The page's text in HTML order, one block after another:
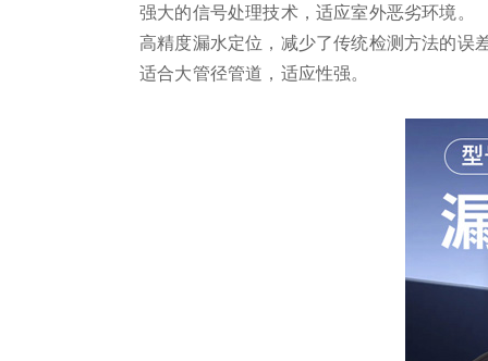
强大的信号处理技术，适应室外恶劣环境。
高精度漏水定位，减少了传统检测方法的误
适合大管径管道，适应性强。